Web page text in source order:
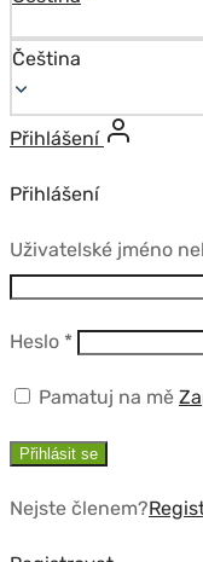
Čeština
Přihlášení
Přihlášení
Uživatelské jméno
Heslo *Povinné
Pamatuj na mě
Přihlásit se
Nejste členem?